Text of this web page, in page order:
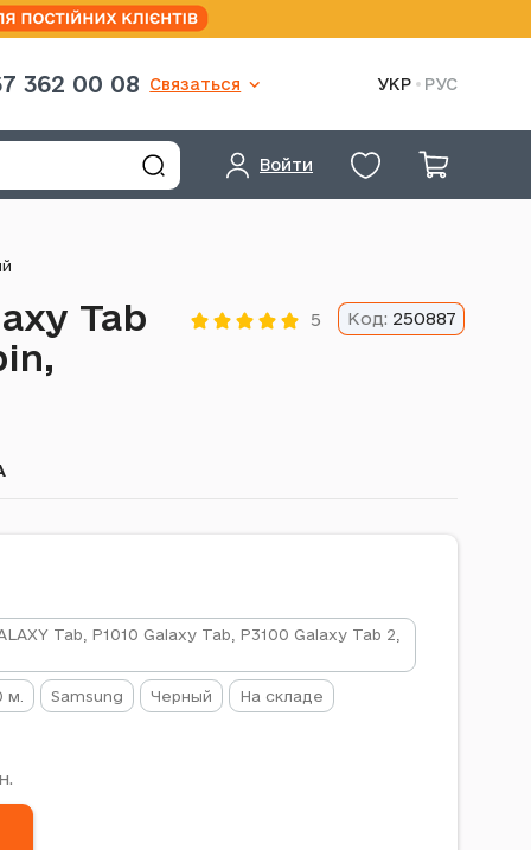
362 00 08 Связаться УКР РУС
Войти
Tab
5 Код: 250887
Tab, P1010 Galaxy Tab, P3100 Galaxy Tab 2,
м. Samsung Черный На складе